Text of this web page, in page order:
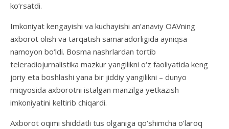
ko‘rsatdi.
Imkoniyat kengayishi va kuchayishi an’anaviy OAVning
axborot olish va tarqatish samaradorligida ayniqsa
namoyon bo‘ldi. Bosma nashrlardan tortib
teleradiojurnalistika mazkur yangilikni o‘z faoliyatida keng
joriy eta boshlashi yana bir jiddiy yangilikni – dunyo
miqyosida axborotni istalgan manzilga yetkazish
imkoniyatini keltirib chiqardi.
Axborot oqimi shiddatli tus olganiga qo‘shimcha o‘laroq